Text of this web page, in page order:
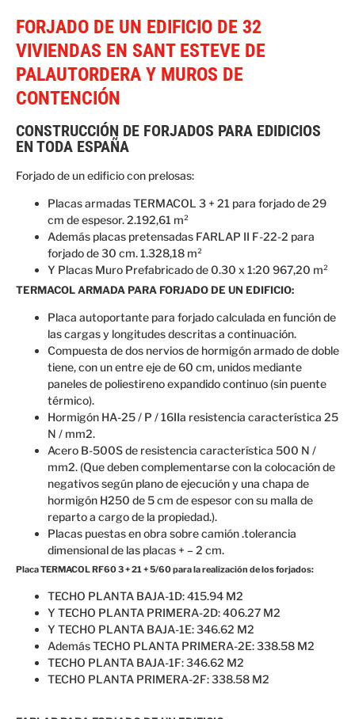
FORJADO DE UN EDIFICIO DE 32
VIVIENDAS EN SANT ESTEVE DE
PALAUTORDERA Y MUROS DE
CONTENCIÓN
CONSTRUCCIÓN DE FORJADOS PARA EDIDICIOS
EN TODA ESPAÑA
Forjado de un edificio con prelosas:
Placas armadas TERMACOL 3 + 21 para forjado de 29
cm de espesor. 2.192,61 m²
Además placas pretensadas FARLAP II F-22-2 para
forjado de 30 cm. 1.328,18 m²
Y Placas Muro Prefabricado de 0.30 x 1:20 967,20 m²
TERMACOL ARMADA PARA FORJADO DE UN EDIFICIO:
Placa autoportante para forjado calculada en función de
las cargas y longitudes descritas a continuación.
Compuesta de dos nervios de hormigón armado de doble
tiene, con un entre eje de 60 cm, unidos mediante
paneles de poliestireno expandido continuo (sin puente
térmico).
Hormigón HA-25 / P / 16IIa resistencia característica 25
N / mm2.
Acero B-500S de resistencia característica 500 N /
mm2. (Que deben complementarse con la colocación de
negativos según plano de ejecución y una chapa de
hormigón H250 de 5 cm de espesor con su malla de
reparto a cargo de la propiedad.).
Placas puestas en obra sobre camión .tolerancia
dimensional de las placas + – 2 cm.
Placa TERMACOL RF60 3 + 21 + 5/60 para la realización de los forjados:
TECHO PLANTA BAJA-1D: 415.94 M2
Y TECHO PLANTA PRIMERA-2D: 406.27 M2
Y TECHO PLANTA BAJA-1E: 346.62 M2
Además TECHO PLANTA PRIMERA-2E: 338.58 M2
TECHO PLANTA BAJA-1F: 346.62 M2
TECHO PLANTA PRIMERA-2F: 338.58 M2